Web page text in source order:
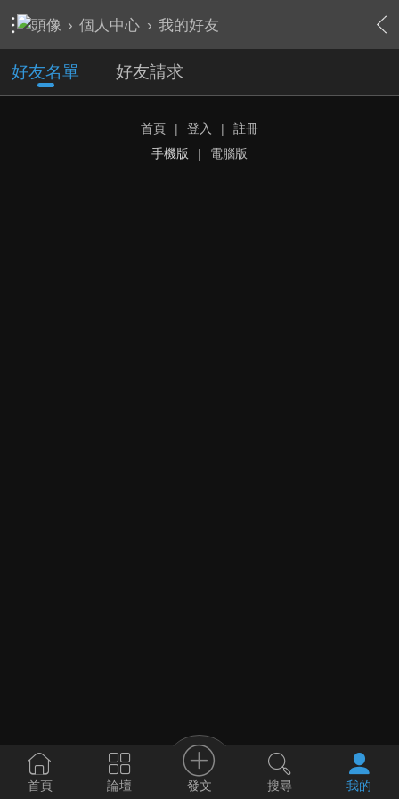
› 個人中心 › 我的好友
好友名單 好友請求
首頁 | 登入 |
註冊
手機版
| 電腦版
首頁 論壇 發文 搜尋 我的